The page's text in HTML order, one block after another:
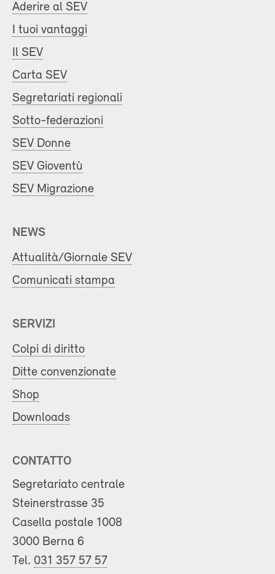
Aderire al SEV
I tuoi vantaggi
Il SEV
Carta SEV
Segretariati regionali
Sotto-federazioni
SEV Donne
SEV Gioventù
SEV Migrazione
NEWS
Attualità/Giornale SEV
Comunicati stampa
SERVIZI
Colpi di diritto
Ditte convenzionate
Shop
Downloads
CONTATTO
Segretariato centrale
Steinerstrasse 35
Casella postale 1008
3000 Berna 6
Tel. 031 357 57 57